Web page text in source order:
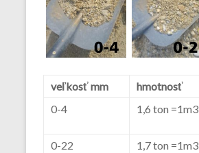
veľkosť mm hmotnosť
0-4
1,6 ton =1m3
0-22 1,7 ton =1m3